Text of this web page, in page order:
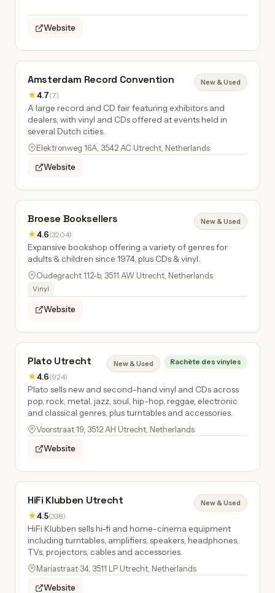
Website
Amsterdam Record Convention
★4.7(7)
New & Used
A large record and CD fair featuring exhibitors and
dealers, with vinyl and CDs offered at events held in
several Dutch cities.
Elektronweg 16A, 3542 AC Utrecht, Netherlands
Website
Broese Booksellers
★4.6(3204)
New & Used
Expansive bookshop offering a variety of genres for
adults & children since 1974, plus CDs & vinyl.
Oudegracht 112-b, 3511 AW Utrecht, Netherlands
Vinyl
Website
Plato Utrecht
★4.6(924)
New & Used Rachète des vinyles
Plato sells new and second-hand vinyl and CDs across
pop, rock, metal, jazz, soul, hip-hop, reggae, electronic
and classical genres, plus turntables and accessories.
Voorstraat 19, 3512 AH Utrecht, Netherlands
Website
HiFi Klubben Utrecht
★4.5(338)
New & Used
HiFi Klubben sells hi-fi and home-cinema equipment
including turntables, amplifiers, speakers, headphones,
TVs, projectors, cables and accessories.
Mariastraat 34, 3511 LP Utrecht, Netherlands
Website